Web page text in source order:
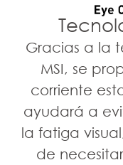
Gracias a la
MSI, se
corriente
ayudará a
la fatiga
de
La tecnología
absorberá la
pantalla y
Tasa
La
refresco
experiencia
cuantas más
mismo